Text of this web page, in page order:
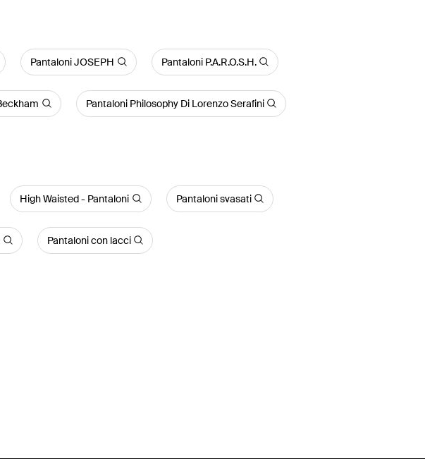
Pantaloni JOSEPH Pantaloni P.A.R.O.S.H.
Pantaloni Philosophy Di Lorenzo Serafini
High Waisted - Pantaloni Pantaloni svasati
Pantaloni con lacci